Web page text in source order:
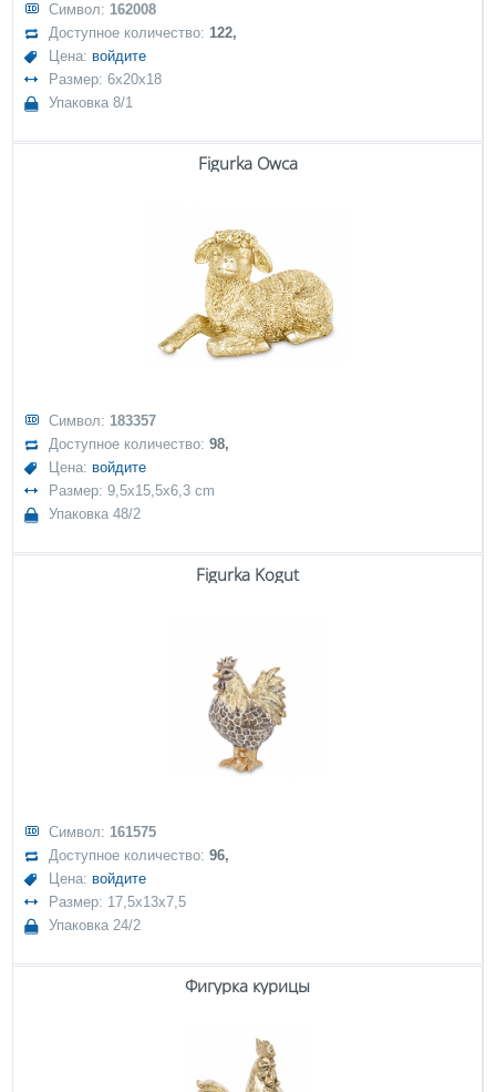
Символ: 162008
Доступное количество:122,
Цена: войдите
Размер: 6x20x18
Упаковка 8/1
Figurka Owca
Символ: 183357
Доступное количество:98,
Цена: войдите
Размер: 9,5x15,5x6,3 cm
Упаковка 48/2
Figurka Kogut
Символ: 161575
Доступное количество:96,
Цена: войдите
Размер: 17,5x13x7,5
Упаковка 24/2
Фигурка курицы